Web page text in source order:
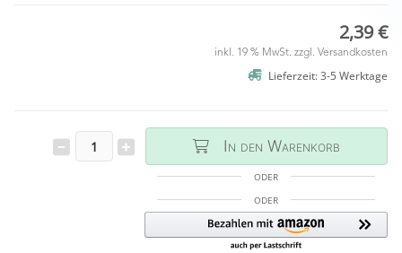
2,39 €
inkl. 19 % MwSt. zzgl. Versandkosten
Lieferzeit: 3-5 Werktage
In den Warenkorb
ODER
ODER